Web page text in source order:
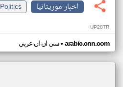
اخبار موريتانيا
Politics
UP28TR
سي ان ان عربي• arabic.cnn.com